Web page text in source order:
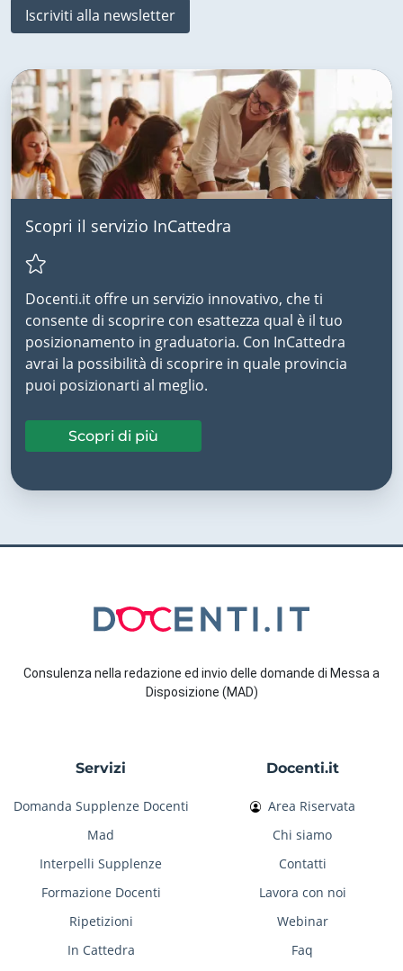
Iscriviti alla newsletter
Scopri il servizio InCattedra
Docenti.it offre un servizio innovativo, che ti
consente di scoprire con esattezza qual è il tuo
posizionamento in graduatoria. Con InCattedra
avrai la possibilità di scoprire in quale provincia
puoi posizionarti al meglio.
Scopri di più
Consulenza nella redazione ed invio delle domande di Messa a
Disposizione (MAD)
Servizi
Domanda Supplenze Docenti
Mad
Interpelli Supplenze
Formazione Docenti
Ripetizioni
In Cattedra
Docenti.it
Area Riservata
Chi siamo
Contatti
Lavora con noi
Webinar
Faq